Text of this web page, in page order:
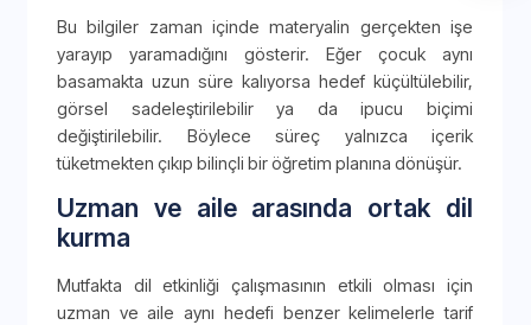
Bu bilgiler zaman içinde materyalin gerçekten işe
yarayıp yaramadığını gösterir. Eğer çocuk aynı
basamakta uzun süre kalıyorsa hedef küçültülebilir,
görsel sadeleştirilebilir ya da ipucu biçimi
değiştirilebilir. Böylece süreç yalnızca içerik
tüketmekten çıkıp bilinçli bir öğretim planına dönüşür.
Uzman ve aile arasında ortak dil
kurma
Mutfakta dil etkinliği çalışmasının etkili olması için
uzman ve aile aynı hedefi benzer kelimelerle tarif